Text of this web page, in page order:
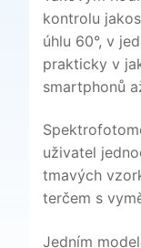
kontrolu
úhlu 60°, v
prakticky v
smartphonů
uživatel
tmavých
terčem s
Jedním